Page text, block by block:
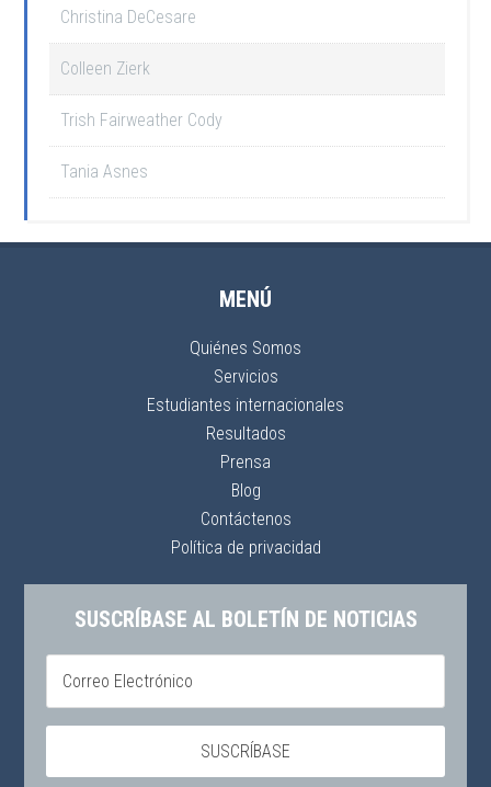
Christina DeCesare
Colleen Zierk
Trish Fairweather Cody
Tania Asnes
MENÚ
Quiénes Somos
Servicios
Estudiantes internacionales
Resultados
Prensa
Blog
Contáctenos
Política de privacidad
SUSCRÍBASE AL BOLETÍN DE NOTICIAS